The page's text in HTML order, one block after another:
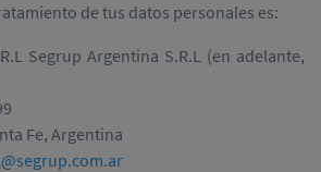
de tus datos personales es:
Segrup Argentina S.R.L (en adelante,
Fe, Argentina